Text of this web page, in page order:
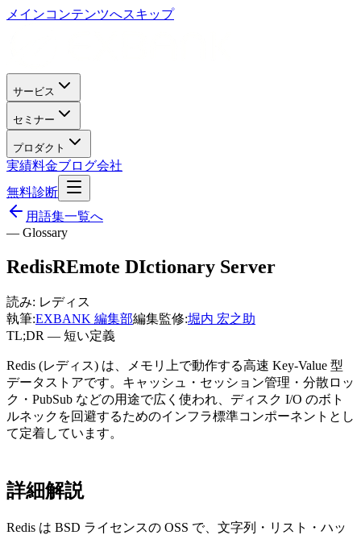
メインコンテンツへスキップ
サービス
セミナー
プロダクト
実績料金ブログ会社
無料診断
用語集一覧へ
— Glossary
RedisREmote DIctionary Server
読み: レディス
執筆:EXBANK 編集部編集監修:堀内 宏之助
TL;DR — 短い定義
Redis (レディス) は、メモリ上で動作する高速 Key-Value 型
データストアです。キャッシュ・セッション管理・分散ロッ
ク・PubSub などの用途で広く使われ、ディスク I/O のボト
ルネックを回避するためのインフラ標準コンポーネントとし
て定着しています。
詳細解説
Redis は BSD ライセンスの OSS で、文字列・リスト・ハッ